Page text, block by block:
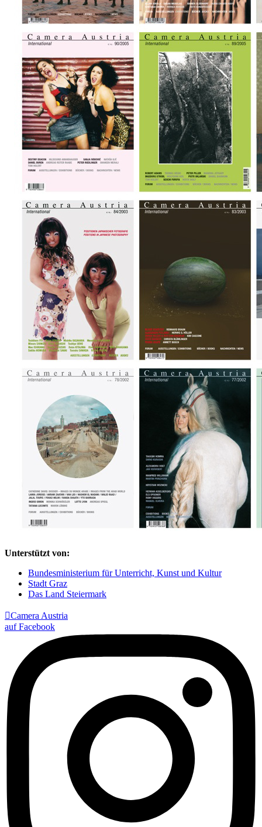
Unterstützt von:
Bundesministerium für Unterricht, Kunst und Kultur
Stadt Graz
Das Land Steiermark
Camera Austria
auf Facebook